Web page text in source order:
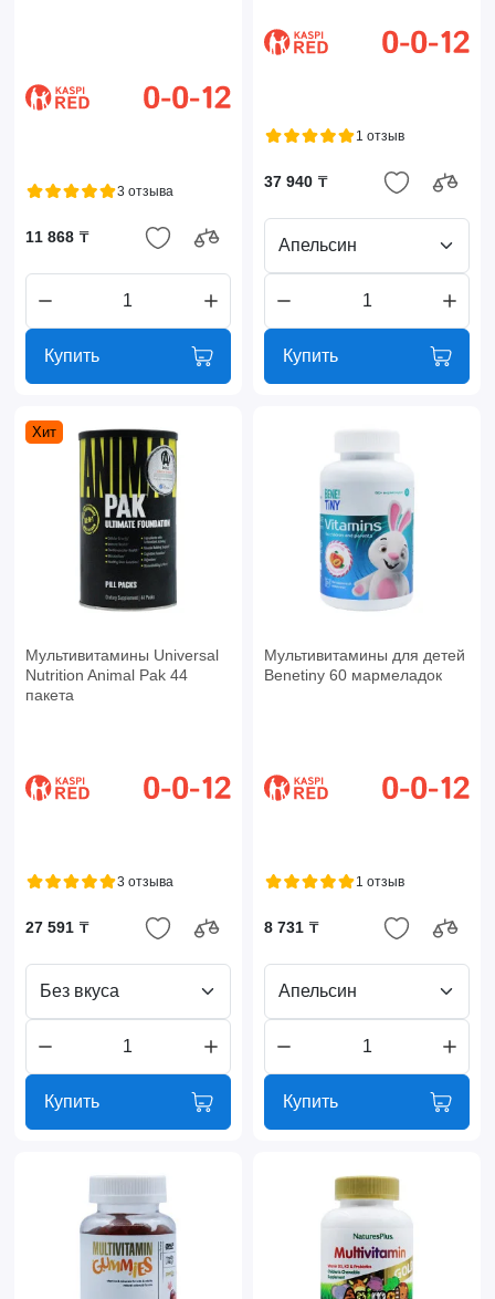
3 отзыва
11 868 ₸
Купить
1 отзыв
37 940 ₸
Апельсин
Купить
Хит
Мультивитамины Universal
Nutrition Animal Pak 44
пакета
3 отзыва
27 591 ₸
Без вкуса
Купить
Мультивитамины для детей
Benetiny 60 мармеладок
1 отзыв
8 731 ₸
Апельсин
Купить